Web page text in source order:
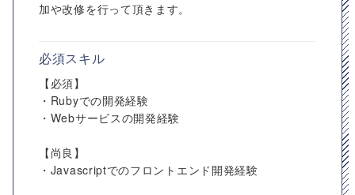
加や改修を行って頂きます。
必須スキル
【必須】
・Rubyでの開発経験
・Webサービスの開発経験
【尚良】
・Javascriptでのフロントエンド開発経験